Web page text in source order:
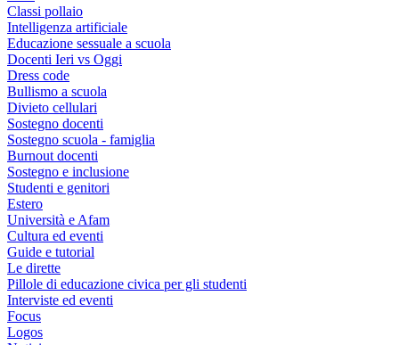
Classi pollaio
Intelligenza artificiale
Educazione sessuale a scuola
Docenti Ieri vs Oggi
Dress code
Bullismo a scuola
Divieto cellulari
Sostegno docenti
Sostegno scuola - famiglia
Burnout docenti
Sostegno e inclusione
Studenti e genitori
Estero
Università e Afam
Cultura ed eventi
Guide e tutorial
Le dirette
Pillole di educazione civica per gli studenti
Interviste ed eventi
Focus
Logos